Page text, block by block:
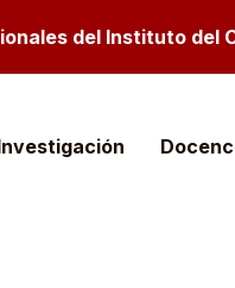
del Instituto del